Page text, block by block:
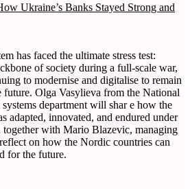
Ukraine’s Banks Stayed Strong and
has faced the ultimate stress test:
of society during a full-scale war,
to modernise and digitalise to remain
Olga Vasylieva from the National
department will shar e how the
adapted, innovated, and endured under
together with Mario Blazevic, managing
on how the Nordic countries can
for the future.